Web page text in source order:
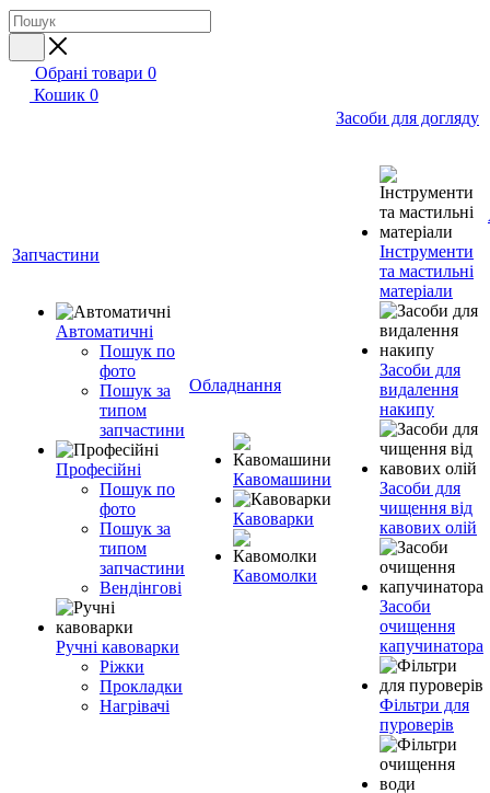
Обрані товари 0
Кошик 0
Запчастини
Автоматичні
Пошук по
фото
Пошук за
типом
запчастини
Професійні
Пошук по
фото
Пошук за
типом
запчастини
Вендінгові
Ручні кавоварки
Ріжки
Прокладки
Нагрівачі
Обладнання
Кавомашини
Кавоварки
Кавомолки
Засоби для догляду
Інструменти
та мастильні
матеріали
Засоби для
видалення
накипу
Засоби для
чищення від
кавових олій
Засоби
очищення
капучинатора
Фільтри для
пуроверів